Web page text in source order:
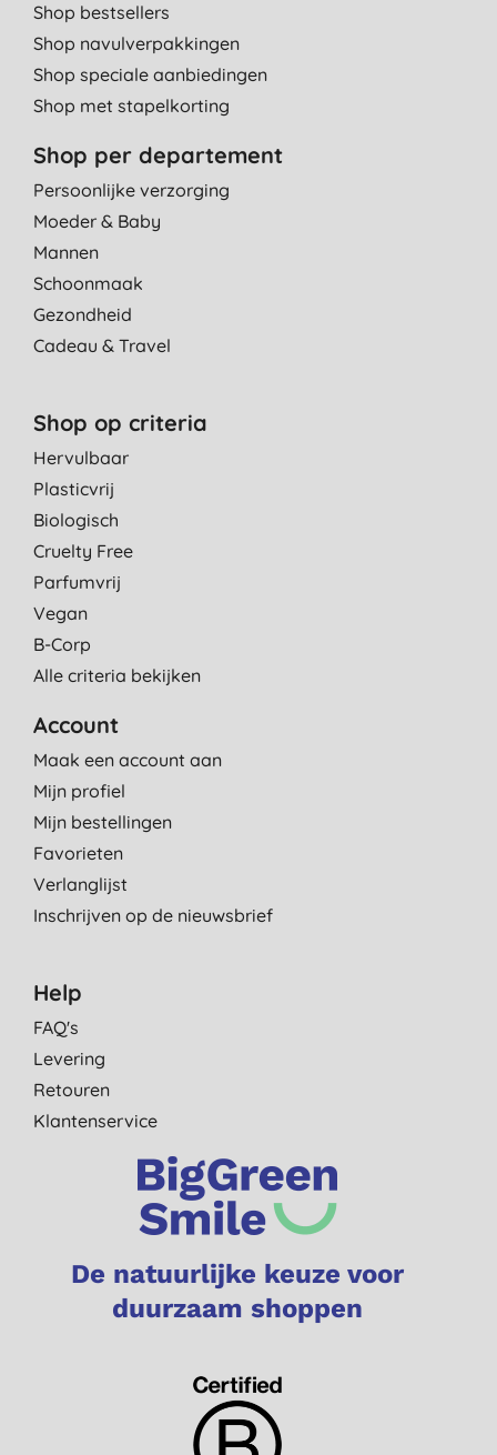
Shop bestsellers
Shop navulverpakkingen
Shop speciale aanbiedingen
Shop met stapelkorting
Shop per departement
Persoonlijke verzorging
Moeder & Baby
Mannen
Schoonmaak
Gezondheid
Cadeau & Travel
Shop op criteria
Hervulbaar
Plasticvrij
Biologisch
Cruelty Free
Parfumvrij
Vegan
B-Corp
Alle criteria bekijken
Account
Maak een account aan
Mijn profiel
Mijn bestellingen
Favorieten
Verlanglijst
Inschrijven op de nieuwsbrief
Help
FAQ's
Levering
Retouren
Klantenservice
De natuurlijke keuze voor
duurzaam shoppen